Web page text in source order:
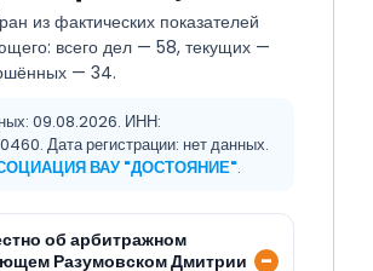
из фактических показателей
всего дел — 58, текущих —
— 34.
09.08.2026. ИНН:
Дата регистрации: нет данных.
ВАУ "ДОСТОЯНИЕ".
об арбитражном
Разумовском Дмитрии